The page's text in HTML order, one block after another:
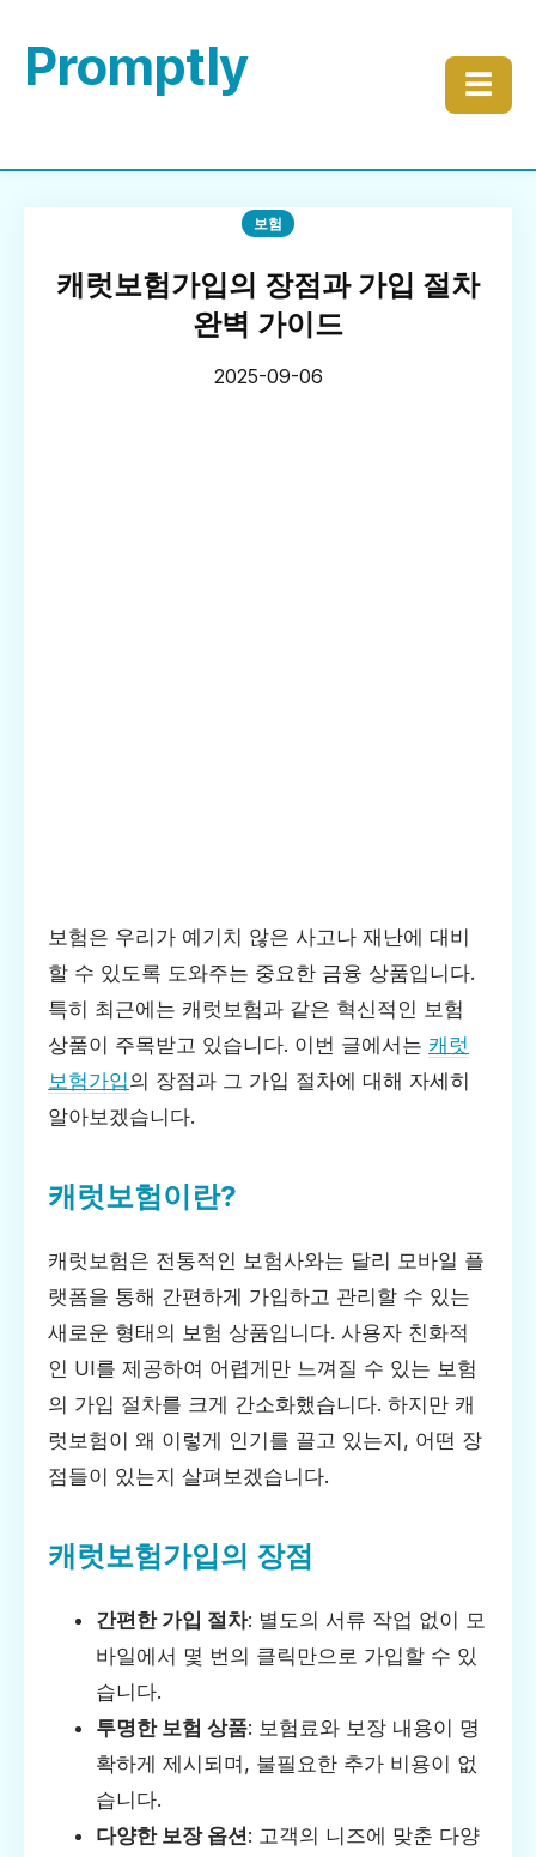
Promptly ☰
보험
캐럿보험가입의 장점과 가입 절차
완벽 가이드
2025-09-06
보험은 우리가 예기치 않은 사고나 재난에 대비
할 수 있도록 도와주는 중요한 금융 상품입니다.
특히 최근에는 캐럿보험과 같은 혁신적인 보험
상품이 주목받고 있습니다. 이번 글에서는 캐럿
보험가입의 장점과 그 가입 절차에 대해 자세히
알아보겠습니다.
캐럿보험이란?
캐럿보험은 전통적인 보험사와는 달리 모바일 플
랫폼을 통해 간편하게 가입하고 관리할 수 있는
새로운 형태의 보험 상품입니다. 사용자 친화적
인 UI를 제공하여 어렵게만 느껴질 수 있는 보험
의 가입 절차를 크게 간소화했습니다. 하지만 캐
럿보험이 왜 이렇게 인기를 끌고 있는지, 어떤 장
점들이 있는지 살펴보겠습니다.
캐럿보험가입의 장점
간편한 가입 절차: 별도의 서류 작업 없이 모
바일에서 몇 번의 클릭만으로 가입할 수 있
습니다.
투명한 보험 상품: 보험료와 보장 내용이 명
확하게 제시되며, 불필요한 추가 비용이 없
습니다.
다양한 보장 옵션: 고객의 니즈에 맞춘 다양